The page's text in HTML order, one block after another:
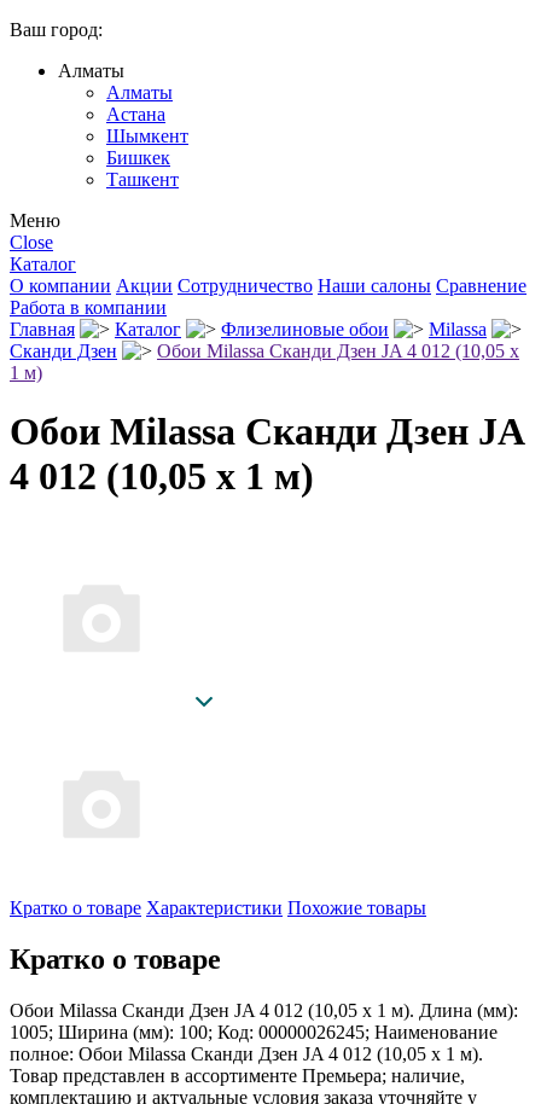
Ваш город:
Алматы
Алматы
Астана
Шымкент
Бишкек
Ташкент
Меню
Close
Каталог
О компании Акции Сотрудничество Наши салоны Сравнение
Работа в компании
Главная
Каталог Флизелиновые обои
Milassa
Сканди Дзен
Обои Milassa Сканди Дзен JA 4 012 (10,05 х
1 м)
Обои Milassa Сканди Дзен JA
4 012 (10,05 х 1 м)
Кратко о товаре Характеристики Похожие товары
Кратко о товаре
Обои Milassa Сканди Дзен JA 4 012 (10,05 х 1 м). Длина (мм):
1005; Ширина (мм): 100; Код: 00000026245; Наименование
полное: Обои Milassa Сканди Дзен JA 4 012 (10,05 х 1 м).
Товар представлен в ассортименте Премьера; наличие,
комплектацию и актуальные условия заказа уточняйте у